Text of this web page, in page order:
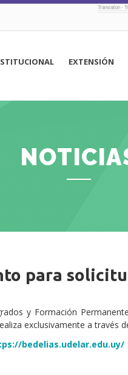
Translation -
EXTENSIÓN
para
y Formación
exclusivamente a través
bedelias.udelar.edu.uy/